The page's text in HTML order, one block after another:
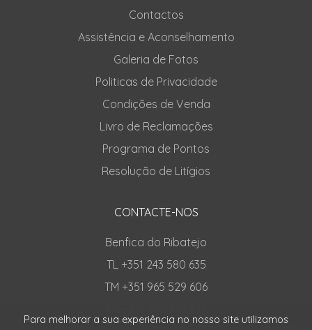
Contactos
Assistência e Aconselhamento
Galeria de Fotos
Politicas de Privacidade
Condições de Venda
Livro de Reclamações
Programa de Pontos
Resolução de Litígios
CONTACTE-NOS
Benfica do Ribatejo
TL +351 243 580 635
TM +351 965 529 606
Para melhorar a sua experiência no nosso site utilizamos